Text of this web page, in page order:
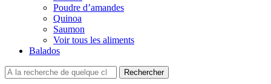
Poudre d’amandes
Quinoa
Saumon
Voir tous les aliments
Balados